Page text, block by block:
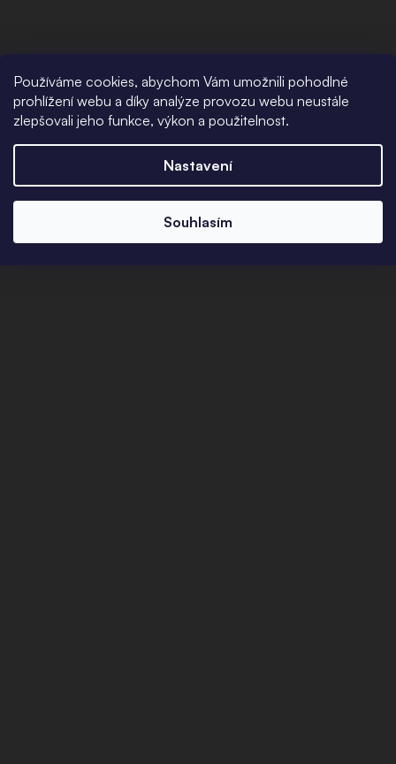
Používáme cookies, abychom Vám umožnili pohodlné
prohlížení webu a díky analýze provozu webu neustále
zlepšovali jeho funkce, výkon a použitelnost.
Nastavení
Souhlasím